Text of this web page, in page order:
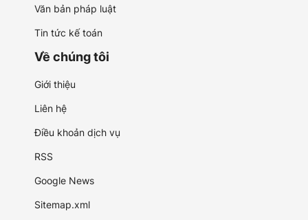
Văn bản pháp luật
Tin tức kế toán
Về chúng tôi
Giới thiệu
Liên hệ
Điều khoản dịch vụ
RSS
Google News
Sitemap.xml